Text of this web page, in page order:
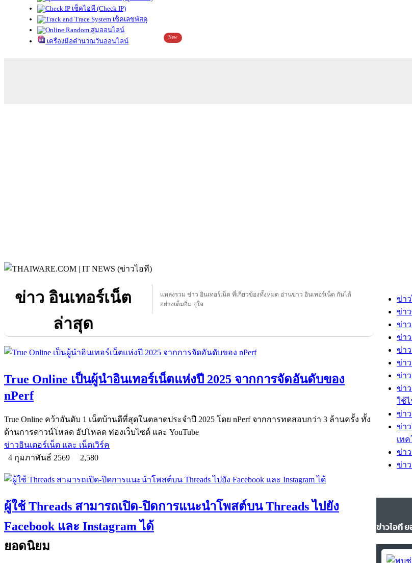
เช็คไอพี (Check IP)
เช็คเลขพัสดุ
สุ่มออนไลน์
เครื่องมือคำนวณวันออนไลน์
New
ข่าว อินเทอร์เน็ต
ล่าสุด
แหล่งรวม ข่าว อินเทอร์เน็ต ที่เกี่ยวข้องทั้งหมด อ่านข่าว อินเทอร์เน็ต กันได้
อย่างเต็มอิ่ม จุใจ
True Online เป็นผู้นำอินเทอร์เน็ตแห่งปี 2025 จากการจัดอันดับของ
nPerf
True Online คว้าอันดับ 1 เน็ตบ้านดีที่สุดในตลาดประจำปี 2025 โดย nPerf จากการทดสอบกว่า 3 ล้านครั้ง ทั้ง
ด้านการดาวน์โหลด อัปโหลด ท่องเว็บไซต์ และ YouTube
ข่าวอินเตอร์เน็ต และ เน็ตเวิร์ค
4 กุมภาพันธ์ 2569
2,580
ผู้ใช้ Threads สามารถเปิด-ปิดการแนะนำโพสต์บน Threads ไปยัง
Facebook และ Instagram ได้
ยอดนิยม
ข่า
ข่า
ข่า
ข่า
ข่า
ข่า
ข่า
ข่า
ใช้
ข่าว
ข่า
เท
ข่า
ข่า
ข่าวไอที